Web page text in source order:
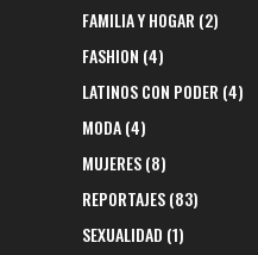
FAMILIA Y HOGAR (2)
FASHION (4)
LATINOS CON PODER (4)
MODA(4)
MUJERES(8)
REPORTAJES(83)
SEXUALIDAD (1)